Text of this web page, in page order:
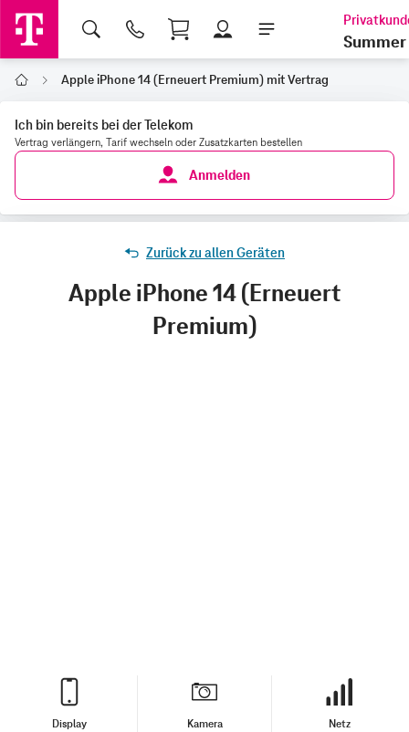
Shopping Cart
Summer
Home Apple iPhone 14 (Erneuert Premium) mit Vertrag
Ich bin bereits bei der Telekom
Vertrag verlängern, Tarif wechseln oder Zusatzkarten bestellen
Anmelden
Zurück zu allen Geräten
Apple iPhone 14 (Erneuert
Premium)
Display
Kamera
Netz